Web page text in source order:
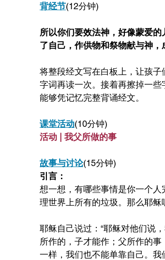
背经节(12分钟)
所以你们要效法神，好像蒙爱
了自己，作供物和祭物献与神，
将整段经文写在白板上，让孩
字词再读一次。接着再擦掉一
能够凭记忆完整背诵经文。
课堂活动(10分钟)
活动 | 我父所做的事
故事与讨论(15分钟)
引言：
想一想，有哪些事情是你一个
理世界上所有的垃圾。那么耶
耶稣自己说过：“耶稣对他们说
所作的，子才能作；父所作的
一样，我们也不能单靠自己。我